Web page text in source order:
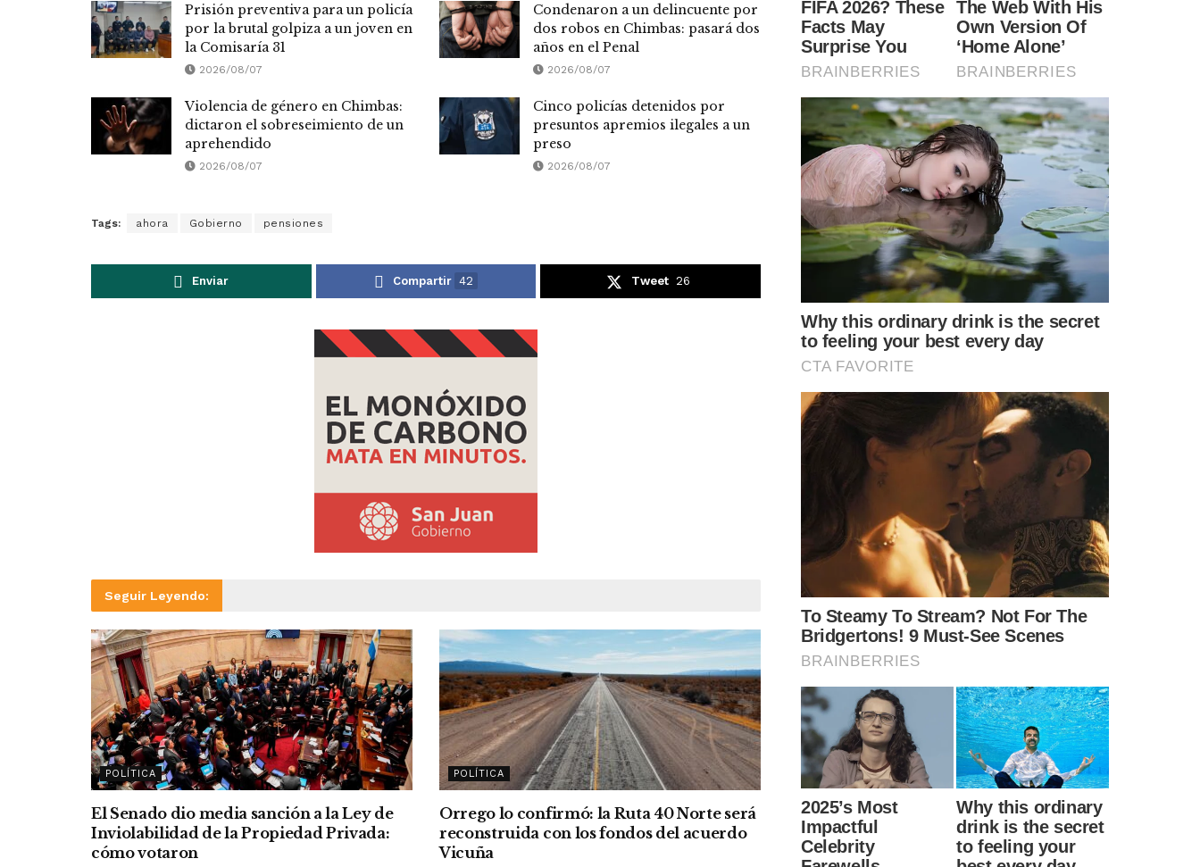
Prisión preventiva para un policía
por la brutal golpiza a un joven en
la Comisaría 31
2026/08/07
Condenaron a un delincuente por
dos robos en Chimbas: pasará dos
años en el Penal
2026/08/07
Violencia de género en Chimbas:
dictaron el sobreseimiento de un
aprehendido
2026/08/07
Cinco policías detenidos por
presuntos apremios ilegales a un
preso
2026/08/07
Tags: ahora Gobierno pensiones
Enviar Compartir 42 Tweet 26
Seguir Leyendo:
POLÍTICA
El Senado dio media sanción a la Ley de
Inviolabilidad de la Propiedad Privada:
cómo votaron
POLÍTICA
Orrego lo confirmó: la Ruta 40 Norte será
reconstruida con los fondos del acuerdo
Vicuña